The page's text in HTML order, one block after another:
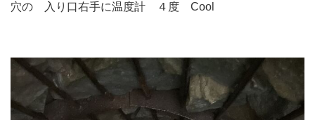
穴の 入り口右手に温度計 ４度 Cool